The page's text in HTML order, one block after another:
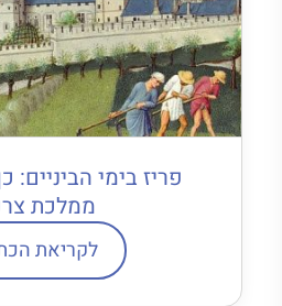
פריז בימי הביניים:
ממלכת
לקריאת